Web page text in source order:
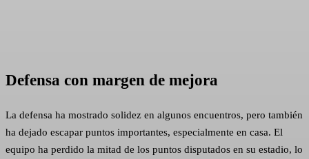
Defensa con margen de mejora
La defensa ha mostrado solidez en algunos encuentros, pero también
ha dejado escapar puntos importantes, especialmente en casa. El
equipo ha perdido la mitad de los puntos disputados en su estadio, lo